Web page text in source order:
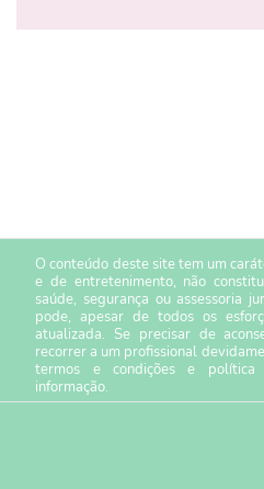
O conteúdo deste site tem um
e de entretenimento, não
saúde, segurança ou assessoria
pode, apesar de todos os
atualizada. Se precisar de
recorrer a um profissional
termos e condiçõese
informação.